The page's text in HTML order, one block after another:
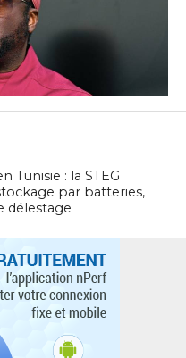
Tunisie : la STEG
par batteries,
délestage